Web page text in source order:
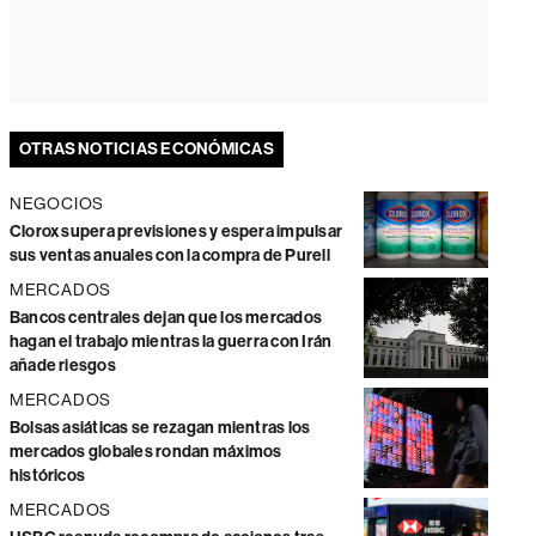
OTRAS NOTICIAS ECONÓMICAS
NEGOCIOS
Clorox supera previsiones y espera impulsar
sus ventas anuales con la compra de Purell
MERCADOS
Bancos centrales dejan que los mercados
hagan el trabajo mientras la guerra con Irán
añade riesgos
MERCADOS
Bolsas asiáticas se rezagan mientras los
mercados globales rondan máximos
históricos
MERCADOS